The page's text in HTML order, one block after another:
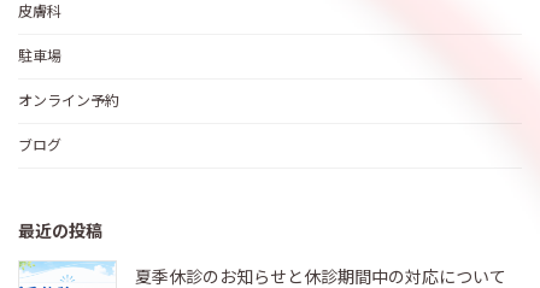
皮膚科
駐車場
オンライン予約
ブログ
最近の投稿
夏季休診のお知らせと休診期間中の対応について